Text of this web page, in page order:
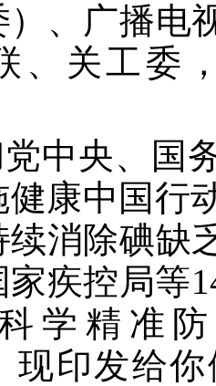
）、广播
、关工委
中央、国
健康中国行
续消除碘缺
家疾控局等
学精准
现印发给